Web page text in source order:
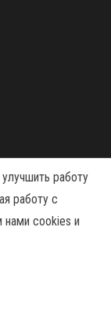
работу
работу с
нами cookies и